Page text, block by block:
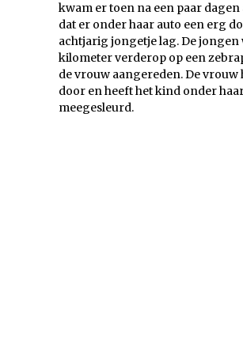
kwam er toen na een paar
dat er onder haar auto een erg
achtjarig jongetje lag. De jongen
kilometer verderop op een
de vrouw aangereden. De vrouw
door en heeft het kind onder
meegesleurd.